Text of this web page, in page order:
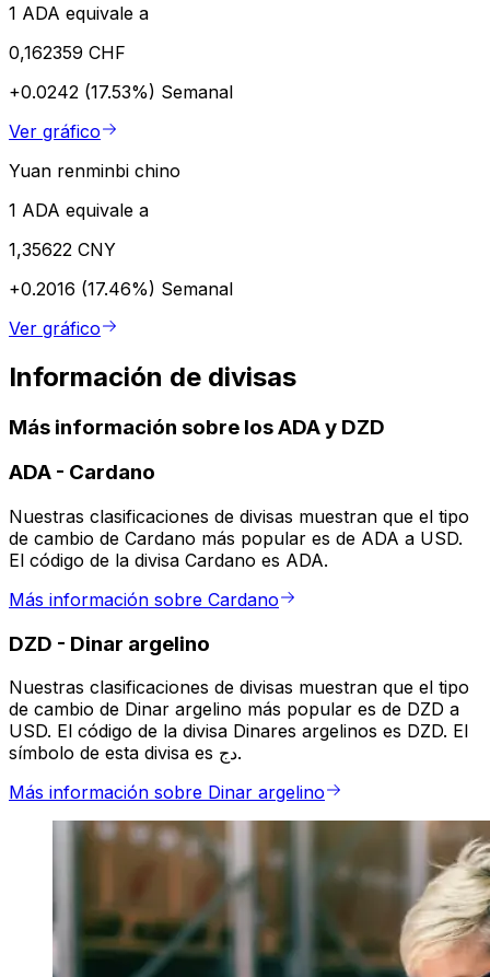
1 ADA equivale a
0,162359 CHF
+0.0242 (17.53%) Semanal
Ver gráfico
Yuan renminbi chino
1 ADA equivale a
1,35622 CNY
+0.2016 (17.46%) Semanal
Ver gráfico
Información de divisas
Más información sobre los ADA y DZD
ADA - Cardano
Nuestras clasificaciones de divisas muestran que el tipo
de cambio de Cardano más popular es de ADA a USD.
El código de la divisa Cardano es ADA.
Más información sobre Cardano
DZD - Dinar argelino
Nuestras clasificaciones de divisas muestran que el tipo
de cambio de Dinar argelino más popular es de DZD a
USD. El código de la divisa Dinares argelinos es DZD. El
símbolo de esta divisa es دج.
Más información sobre Dinar argelino